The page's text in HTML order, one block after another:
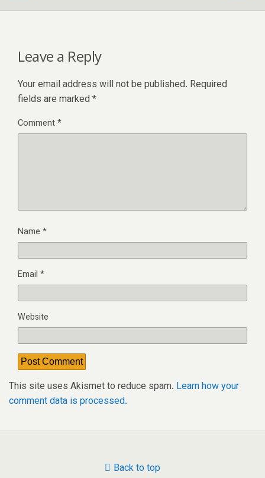
Leave a Reply
Your email address will not be published. Required
fields are marked *
Comment*
Name *
Email *
Website
This site uses Akismet to reduce spam. Learn how your
comment data is processed.
Back to top